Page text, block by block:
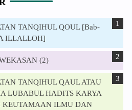
TANQIHUL QOUL [Bab-
ILLALLOH]
(2)
TANQIHUL QAUL ATAU
LUBABUL HADITS KARYA
KEUTAMAAN ILMU DAN